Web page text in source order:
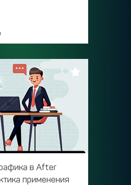
в After
применения